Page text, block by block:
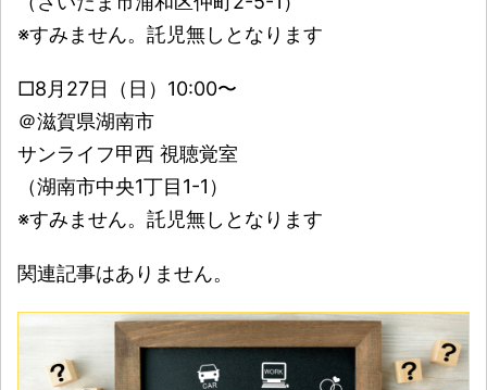
※すみません。託児無しとなります
□8月27日（日）10:00〜
＠滋賀県湖南市
サンライフ甲西 視聴覚室
（湖南市中央1丁目1-1）
※すみません。託児無しとなります
関連記事はありません。